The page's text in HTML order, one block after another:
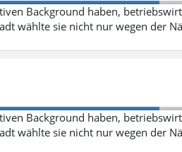
Background haben,
wählte sie nicht nur wegen der
Background haben,
wählte sie nicht nur wegen der